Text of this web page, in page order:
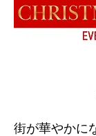
街が華やかに